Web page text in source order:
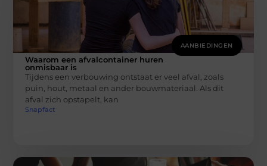
AANBIEDINGEN
Waarom een afvalcontainer huren
onmisbaar is
Tijdens een verbouwing ontstaat er veel afval, zoals
puin, hout, metaal en ander bouwmateriaal. Als dit
afval zich opstapelt, kan
Snapfact